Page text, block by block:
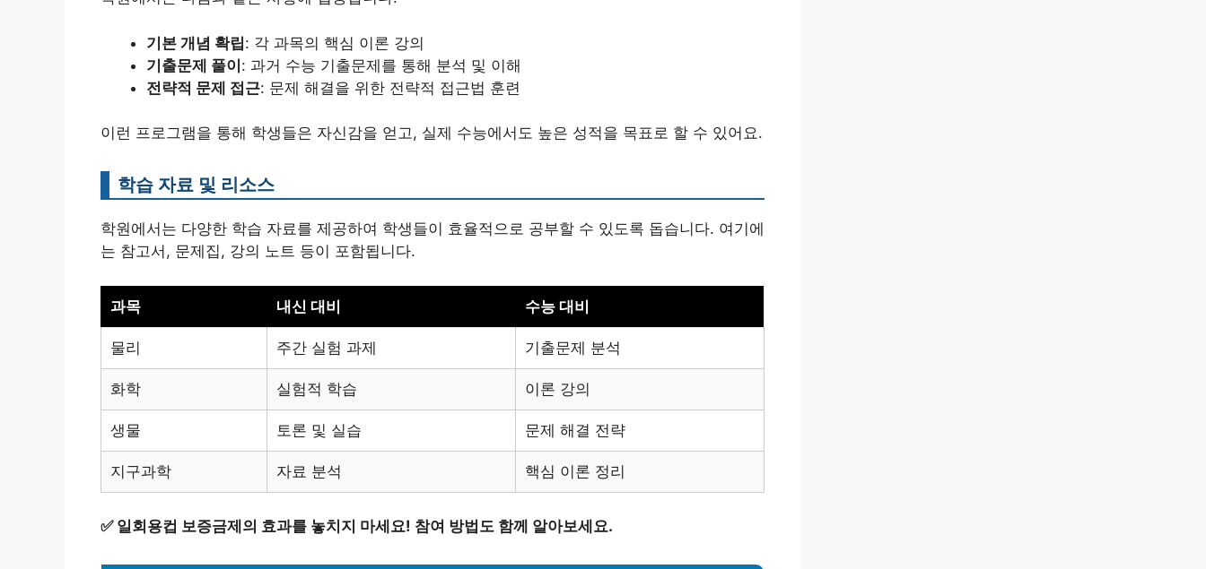
기본 개념 확립: 각 과목의 핵심 이론 강의
기출문제 풀이: 과거 수능 기출문제를 통해 분석 및 이해
전략적 문제 접근: 문제 해결을 위한 전략적 접근법 훈련
이런 프로그램을 통해 학생들은 자신감을 얻고, 실제 수능에서도 높은 성적을 목표로 할 수 있어요.
학습 자료 및 리소스
학원에서는 다양한 학습 자료를 제공하여 학생들이 효율적으로 공부할 수 있도록 돕습니다. 여기에
는 참고서, 문제집, 강의 노트 등이 포함됩니다.
과목 내신 대비 수능 대비
물리 주간 실험 과제 기출문제 분석
화학 실험적 학습 이론 강의
생물 토론 및 실습 문제 해결 전략
지구과학 자료 분석 핵심 이론 정리
✅ 일회용컵 보증금제의 효과를 놓치지 마세요! 참여 방법도 함께 알아보세요.